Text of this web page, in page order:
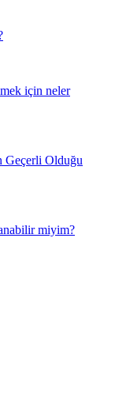
için neler
Geçerli Olduğu
miyim?